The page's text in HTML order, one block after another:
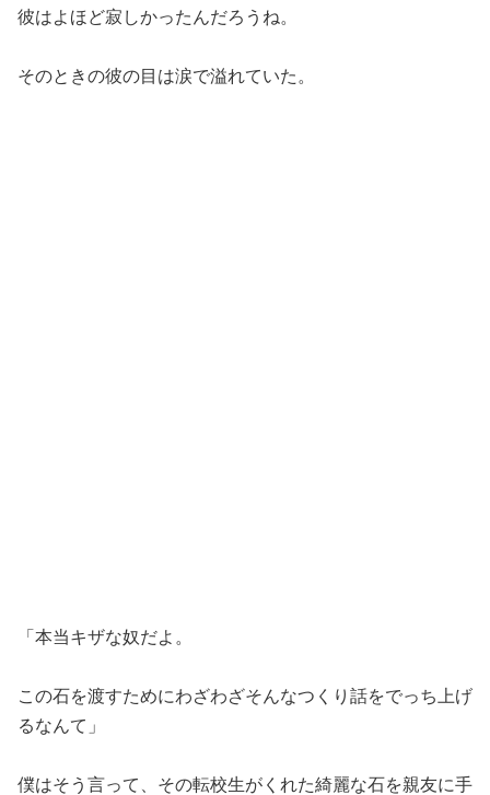
彼はよほど寂しかったんだろうね。
そのときの彼の目は涙で溢れていた。
「本当キザな奴だよ。
この石を渡すためにわざわざそんなつくり話をでっち上げ
るなんて」
僕はそう言って、その転校生がくれた綺麗な石を親友に手